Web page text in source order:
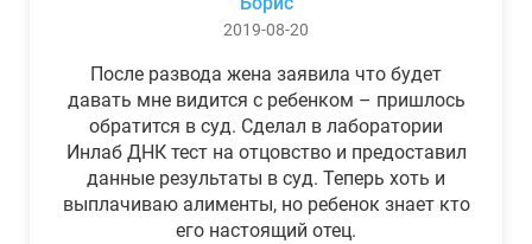
2019-08-20
После развода жена заявила что будет
давать мне видится с ребенком – пришлось
обратится в суд. Сделал в лаборатории
Инлаб ДНК тест на отцовство и предоставил
данные результаты в суд. Теперь хоть и
выплачиваю алименты, но ребенок знает кто
его настоящий отец.